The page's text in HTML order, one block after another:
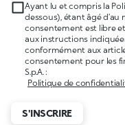
Ayant lu et compris la
dessous), étant âgé d’au
consentement est libre
aux instructions
conformément aux
consentement pour les
S.p.A. :
Politique de
S'INSCRIRE